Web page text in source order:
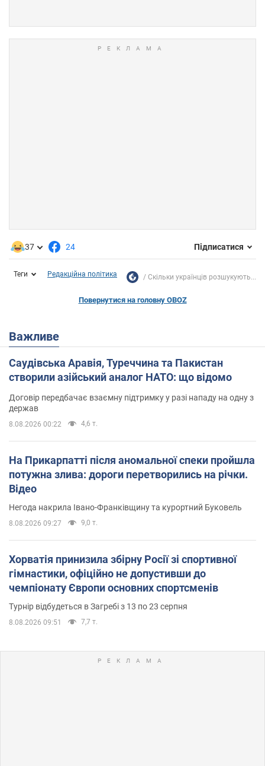
37 24 Підписатися
Теги Редакційна політика Скільки українців розшукують...
Повернутися на головну OBOZ
Важливе
Саудівська Аравія, Туреччина та Пакистан
створили азійський аналог НАТО: що відомо
Договір передбачає взаємну підтримку у разі нападу на одну з
держав
8.08.2026 00:22 4,6 т.
На Прикарпатті після аномальної спеки пройшла
потужна злива: дороги перетворились на річки.
Відео
Негода накрила Івано-Франківщину та курортний Буковель
8.08.2026 09:27 9,0 т.
Хорватія принизила збірну Росії зі спортивної
гімнастики, офіційно не допустивши до
чемпіонату Європи основних спортсменів
Турнір відбудеться в Загребі з 13 по 23 серпня
8.08.2026 09:51 7,7 т.